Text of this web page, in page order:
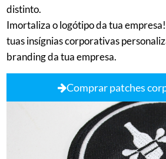
distinto.
Imortaliza o logótipo da tua
tuas insígnias corporativas
branding da tua empresa.
Comprar patches